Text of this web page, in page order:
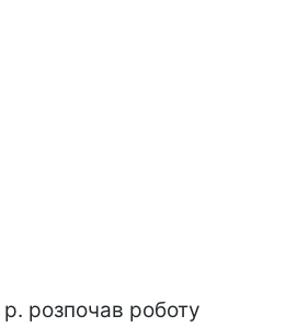
розпочав роботу